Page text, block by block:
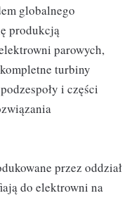
globalnego
produkcją
parowych,
turbiny
i części
przez oddział
do elektrowni na